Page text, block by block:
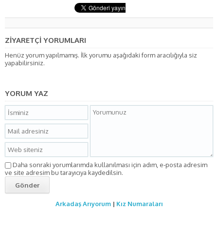
ZİYARETÇİ YORUMLARI
Henüz yorum yapılmamış. İlk yorumu aşağıdaki form aracılığıyla siz
yapabilirsiniz.
YORUM YAZ
Daha sonraki yorumlarımda kullanılması için adım, e-posta adresim
ve site adresim bu tarayıcıya kaydedilsin.
Arkadaş Arıyorum| Kız Numaraları